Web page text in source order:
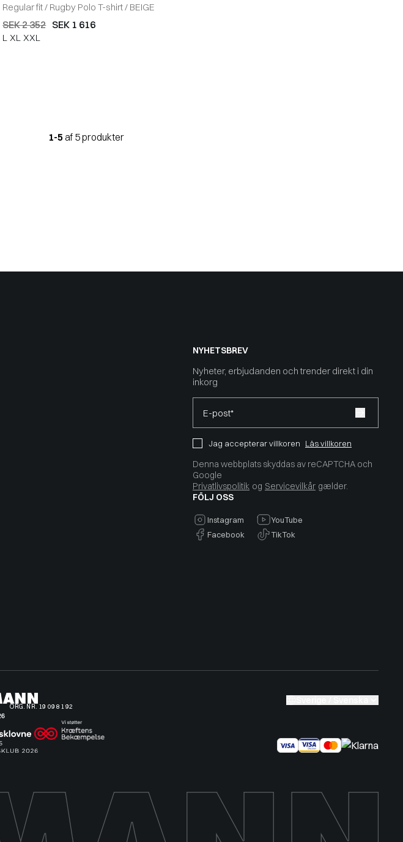
Regular fit/ Rugby Polo T-shirt/ BEIGE
SEK 2 352 SEK 1 616
L XL XXL
1-5 af 5 produkter
FÖLJ OSS
Instagram
YouTube
Facebook
TikTok
NYHETSBREV
Nyheter, erbjudanden och trender direkt i din
inkorg
E-post*
Jag accepterar villkoren Läs villkoren
Denna webbplats skyddas av reCAPTCHA och
Google
Privatlivspolitik og Servicevilkår gælder.
ORG. NR. 19 09 81 92